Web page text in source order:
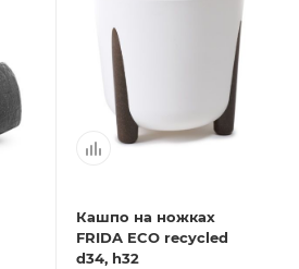
Кашпо на ножках
FRIDA ECO recycled
d34, h32